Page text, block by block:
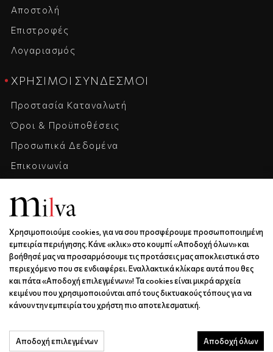
Αποστολή
Επιστροφές
Λογαριασμός
ΧΡΉΣΙΜΟΙ ΣΎΝΔΕΣΜΟΙ
Προστασία Καταναλωτή
Όροι & Προϋποθέσεις
Προσωπικά Δεδομένα
Επικοινωνία
Καριέρα
ΕΠΙΚΟΙΝΩΝΊΑ & ΩΡΆΡΙΟ
Ξάνθου 6 | Κως | 85300
6936688501
info@milva.gr
Χρησιμοποιούμε cookies, για να σου προσφέρουμε προσωποποιημένη
εμπειρία περιήγησης. Κάνε «κλικ» στο κουμπί «Αποδοχή όλων» και
βοήθησέ μας να προσαρμόσουμε τις προτάσεις μας αποκλειστικά στο
περιεχόμενο που σε ενδιαφέρει. Εναλλακτικά κλίκαρε αυτά που θες
και πάτα «Αποδοχή επιλεγμένων»! Τα cookies είναι μικρά αρχεία
κειμένου που χρησιμοποιούνται από τους δικτυακούς τόπους για να
κάνουν την εμπειρία του χρήστη πιο αποτελεσματική.
Αποδοχή επιλεγμένων Αποδοχή όλων